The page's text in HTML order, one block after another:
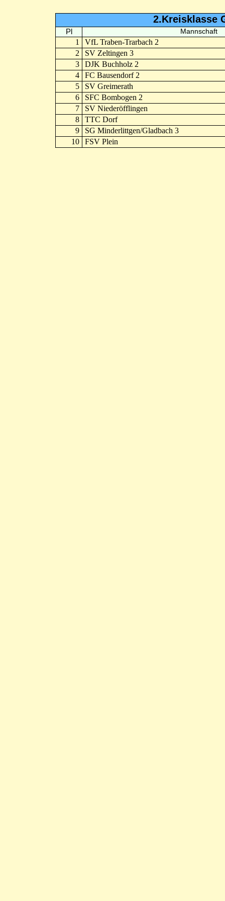
2.Kreisklasse
Pl Mannschaft
1
VfL Traben-Trarbach 2
2
SV Zeltingen 3
3
DJK Buchholz 2
4
FC Bausendorf 2
5
SV Greimerath
6
SFC Bombogen 2
7
SV Niederöfflingen
8
TTC Dorf
9
SG Minderlittgen/Gladbach 3
10
FSV Plein